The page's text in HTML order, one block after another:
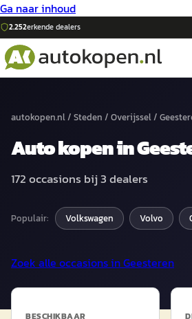
Ga naar inhoud
2.252erkende dealers
autokopen.nl/ Steden / Overijssel/
Autokopen in
172occasions bij3dealers
Populair: Volkswagen Volvo
Zoek alle occasions inGeesteren
BESCHIKBAAR